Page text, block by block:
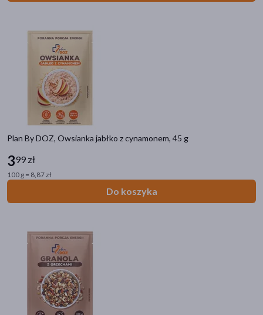
Plan By DOZ, Owsianka jabłko z cynamonem, 45 g
399 zł
100 g = 8,87 zł
Do koszyka